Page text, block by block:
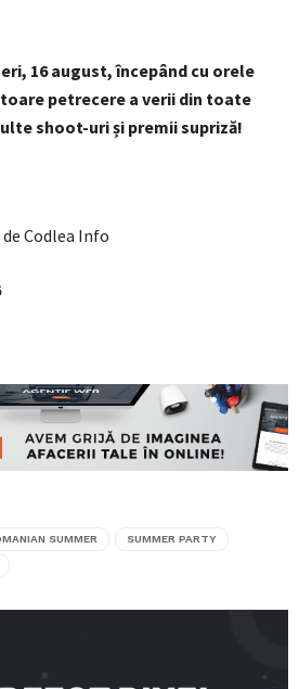
16 august, începând cu orele
petrecere a verii din toate
shoot-uri și premii supriză!
Codlea Info
SUMMER SUMMER PARTY